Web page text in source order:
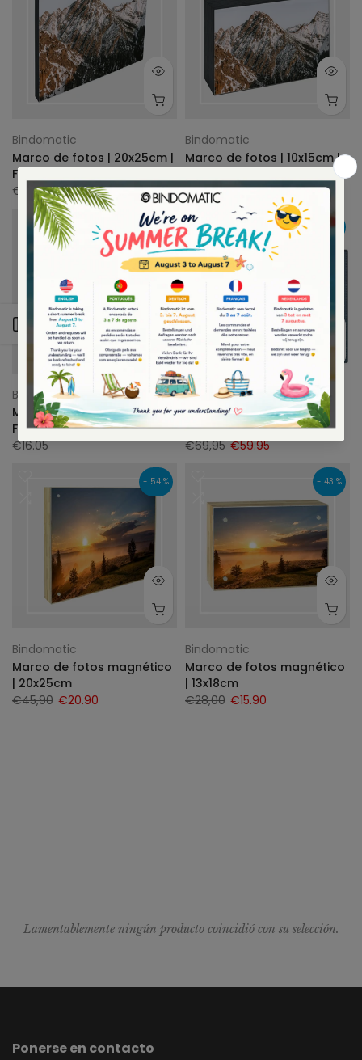
Abrir barra lateral
Bindomatic
Marco de fotos | 20x25cm |
Foto autoadhesiva
€20.75
Bindomatic
Marco de fotos | 10x15cm |
€15.19
Bindomatic
Marco de fotos | 13x18cm |
Foto autoadhesiva
€16.05
- 14 %
Bindomatic
Estera de corte | Olfa
Deluxe | DIY
€69,95 €59.95
- 54 %
Bindomatic
Marco de fotos magnético
| 20x25cm
€45,90 €20.90
- 43 %
Bindomatic
Marco de fotos magnético
| 13x18cm
€28,00 €15.90
Lamentablemente ningún producto coincidió con su selección.
Ponerse en contacto